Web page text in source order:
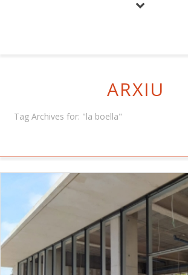
ARXIU
Tag Archives for: "la boella"